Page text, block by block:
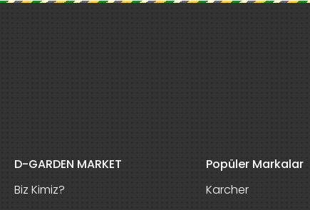
D-GARDEN MARKET
Biz Kimiz?
Popüler Markalar
Karcher